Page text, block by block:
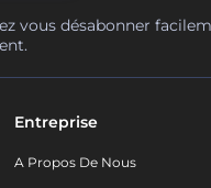
vous désabonner
Entreprise
A Propos De Nous